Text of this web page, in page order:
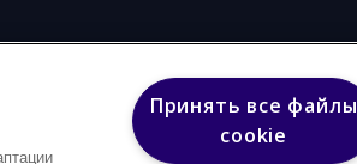
Принять все файлы
cookie